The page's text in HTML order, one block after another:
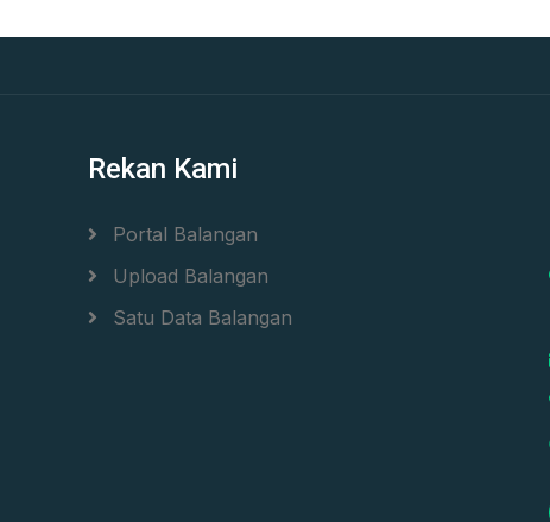
Rekan Kami
Portal Balangan
Upload Balangan
Satu Data Balangan